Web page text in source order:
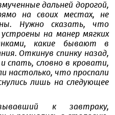
дальней дорогой,
на своих местах, не
Нужно сказать, что
на манер мягких
какие бывают в
Откинув спинку назад,
спать, словно в кровати,
настолько, что проспали
лишь на следующее
к завтраку,